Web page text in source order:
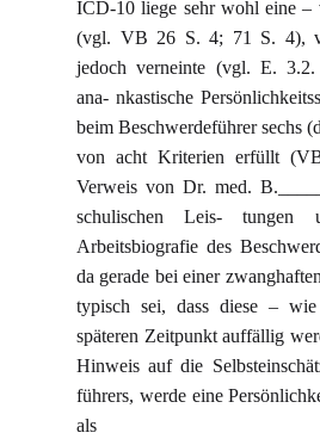
ICD-10 liege sehr wohl eine –
(vgl. VB 26 S. 4; 71 S. 4),
jedoch verneinte (vgl. E.
ana- nkastische
beim Beschwerdeführer sechs
von acht Kriterien erfüllt
Verweis von Dr. med.
schulischen Leis- tungen
Arbeitsbiografie des
da gerade bei einer
typisch sei, dass diese –
späteren Zeitpunkt auffällig
Hinweis auf die
führers, werde eine
als